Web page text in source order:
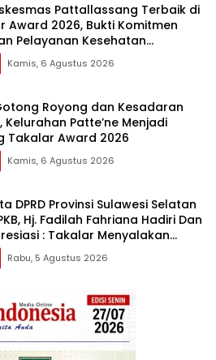
Pattallassang Terbaik di
Award 2026, Bukti Komitmen
Pelayanan Kesehatan
Kamis, 6 Agustus 2026
Royong dan Kesadaran
Kelurahan Patte’ne Menjadi
Takalar Award 2026
Kamis, 6 Agustus 2026
DPRD Provinsi Sulawesi Selatan
Hj. Fadilah Fahriana Hadiri Dan
: Takalar Menyalakan
Pengabdian Melalui Malam
dan Inovasi Award 2026
Rabu, 5 Agustus 2026